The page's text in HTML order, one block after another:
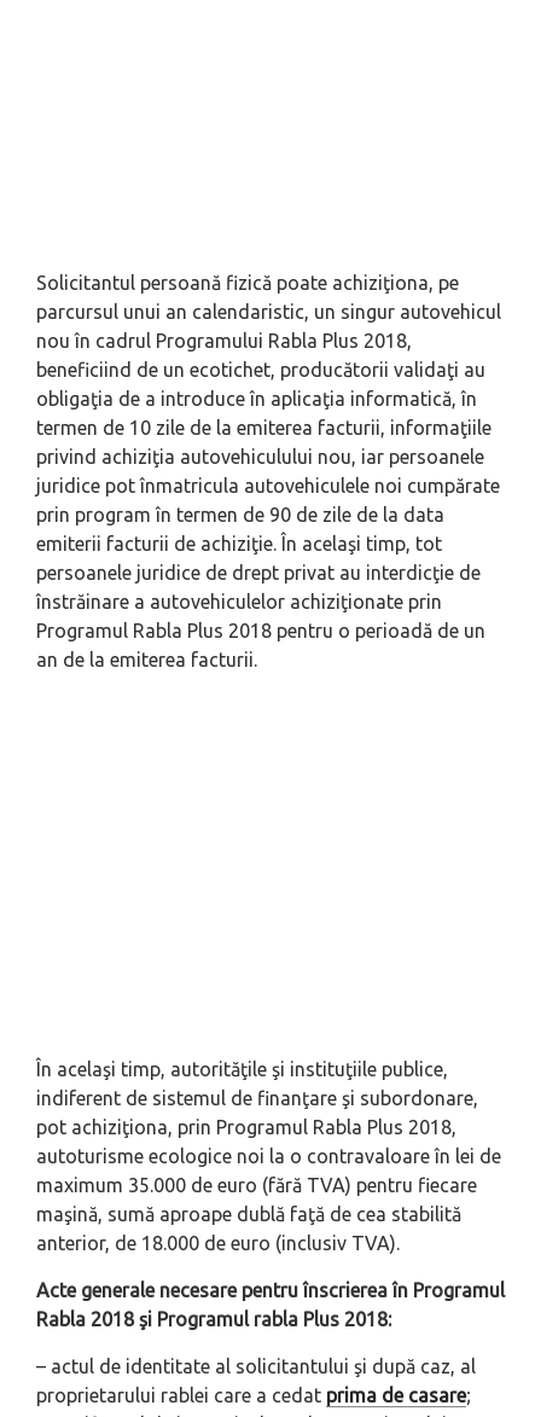
Solicitantul persoană fizică poate achiziţiona, pe
parcursul unui an calendaristic, un singur autovehicul
nou în cadrul Programului Rabla Plus 2018,
beneficiind de un ecotichet, producătorii validaţi au
obligaţia de a introduce în aplicaţia informatică, în
termen de 10 zile de la emiterea facturii, informaţiile
privind achiziţia autovehiculului nou, iar persoanele
juridice pot înmatricula autovehiculele noi cumpărate
prin program în termen de 90 de zile de la data
emiterii facturii de achiziţie. În acelaşi timp, tot
persoanele juridice de drept privat au interdicţie de
înstrăinare a autovehiculelor achiziţionate prin
Programul Rabla Plus 2018 pentru o perioadă de un
an de la emiterea facturii.
În acelaşi timp, autorităţile şi instituţiile publice,
indiferent de sistemul de finanţare şi subordonare,
pot achiziţiona, prin Programul Rabla Plus 2018,
autoturisme ecologice noi la o contravaloare în lei de
maximum 35.000 de euro (fără TVA) pentru fiecare
maşină, sumă aproape dublă faţă de cea stabilită
anterior, de 18.000 de euro (inclusiv TVA).
Acte generale necesare pentru înscrierea în Programul
Rabla 2018 şi Programul rabla Plus 2018:
– actul de identitate al solicitantului şi după caz, al
proprietarului rablei care a cedat prima de casare;